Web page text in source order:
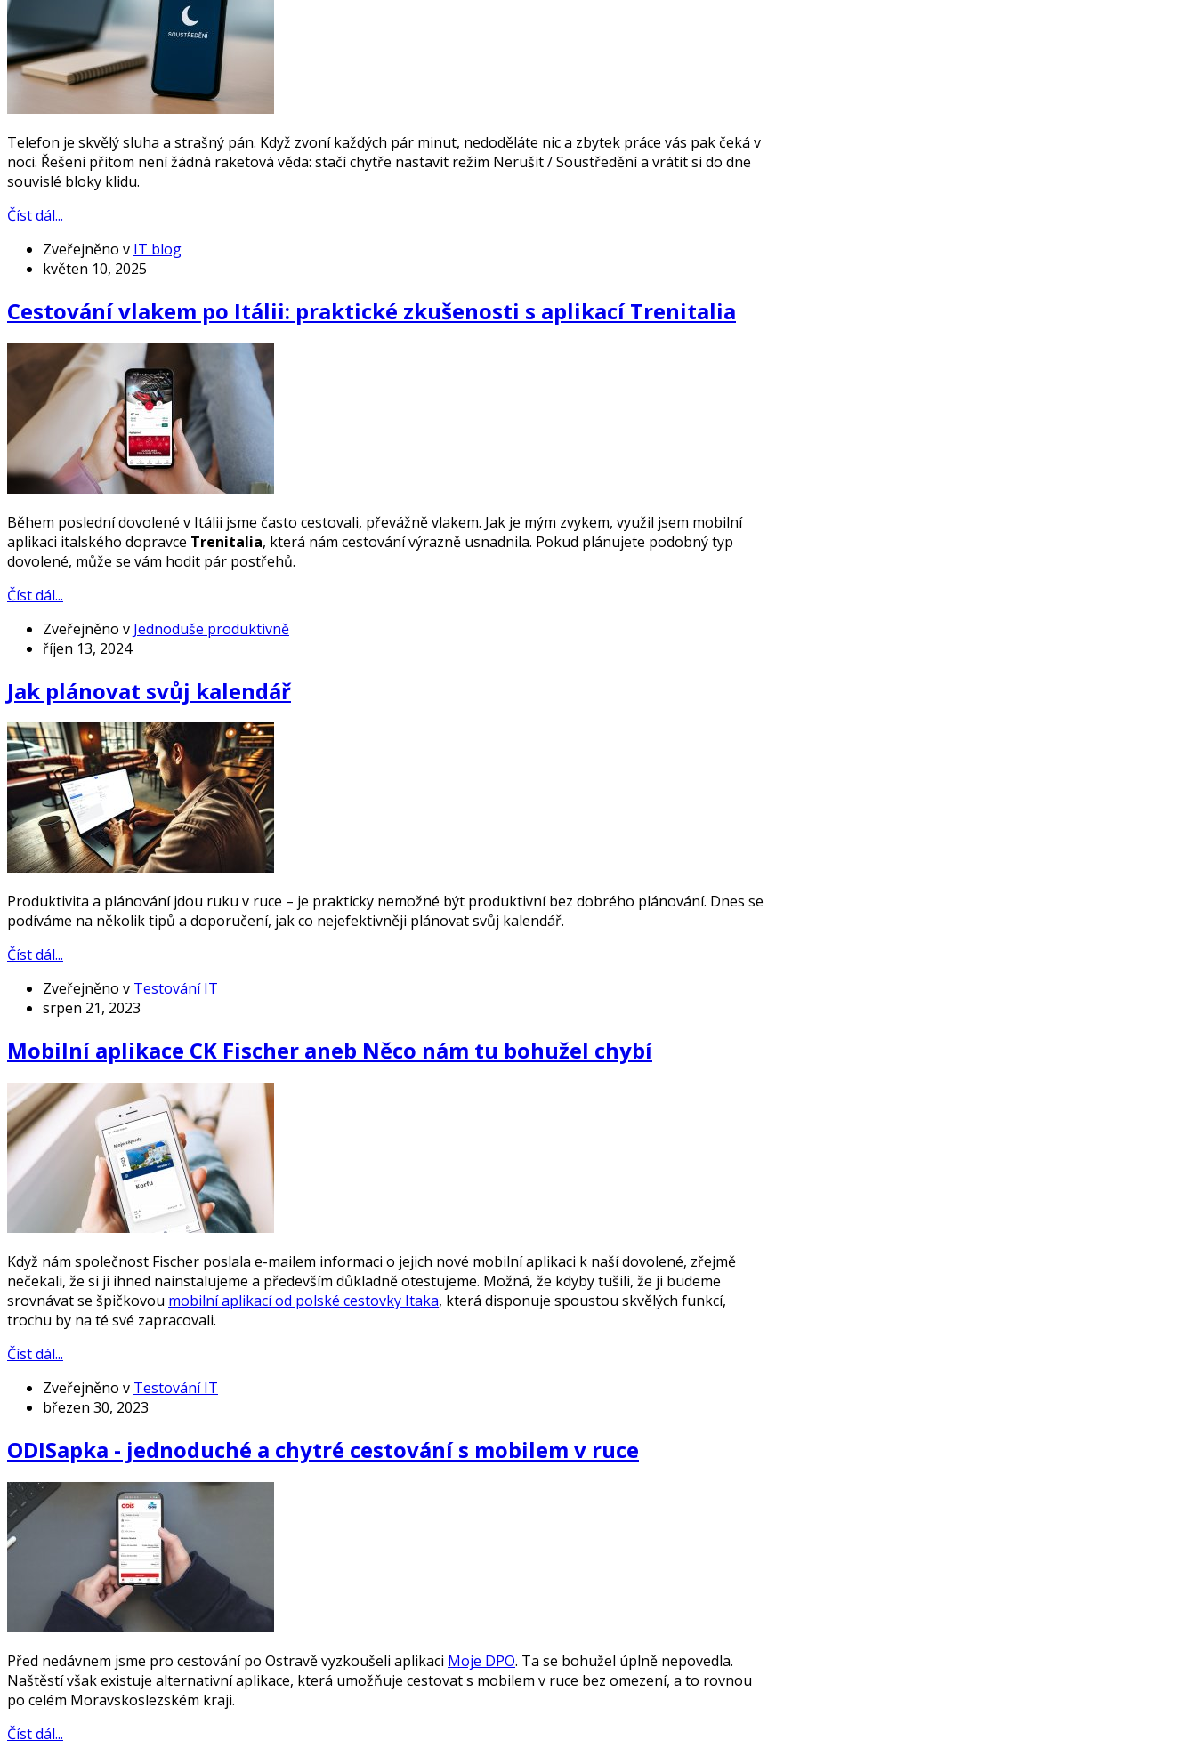
Telefon je skvělý sluha a strašný pán. Když zvoní každých pár minut, nedoděláte nic a zbytek práce vás pak čeká v
noci. Řešení přitom není žádná raketová věda: stačí chytře nastavit režim Nerušit / Soustředění a vrátit si do dne
souvislé bloky klidu.
Číst dál...
Zveřejněno v IT blog
květen 10, 2025
Cestování vlakem po Itálii: praktické zkušenosti s aplikací Trenitalia
Během poslední dovolené v Itálii jsme často cestovali, převážně vlakem. Jak je mým zvykem, využil jsem mobilní
aplikaci italského dopravce Trenitalia, která nám cestování výrazně usnadnila. Pokud plánujete podobný typ
dovolené, může se vám hodit pár postřehů.
Číst dál...
Zveřejněno v Jednoduše produktivně
říjen 13, 2024
Jak plánovat svůj kalendář
Produktivita a plánování jdou ruku v ruce – je prakticky nemožné být produktivní bez dobrého plánování. Dnes se
podíváme na několik tipů a doporučení, jak co nejefektivněji plánovat svůj kalendář.
Číst dál...
Zveřejněno v Testování IT
srpen 21, 2023
Mobilní aplikace CK Fischer aneb Něco nám tu bohužel chybí
Když nám společnost Fischer poslala e-mailem informaci o jejich nové mobilní aplikaci k naší dovolené, zřejmě
nečekali, že si ji ihned nainstalujeme a především důkladně otestujeme. Možná, že kdyby tušili, že ji budeme
srovnávat se špičkovou mobilní aplikací od polské cestovky Itaka, která disponuje spoustou skvělých funkcí,
trochu by na té své zapracovali.
Číst dál...
Zveřejněno v Testování IT
březen 30, 2023
ODISapka - jednoduché a chytré cestování s mobilem v ruce
Před nedávnem jsme pro cestování po Ostravě vyzkoušeli aplikaci Moje DPO. Ta se bohužel úplně nepovedla.
Naštěstí však existuje alternativní aplikace, která umožňuje cestovat s mobilem v ruce bez omezení, a to rovnou
po celém Moravskoslezském kraji.
Číst dál...